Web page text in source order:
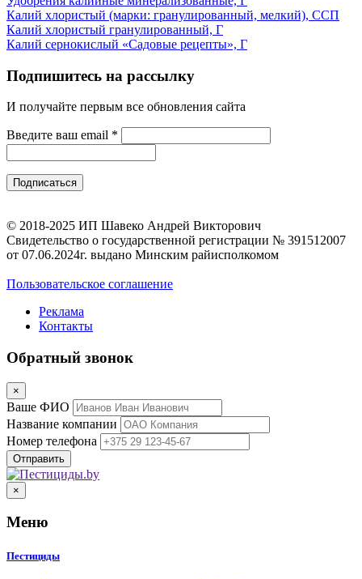
Калий хлористый (марки: гранулированный, мелкий), ССП
Калий хлористый гранулированный, Г
Калий сернокислый «Садовые рецепты», Г
Подпишитесь на рассылку
И получайте первым все обновления сайта
Введите ваш email *
© 2018-2025 ИП Шавеко Андрей Викторович
Свидетельство о государственной регистрации № 391512007
от 07.06.2024г. выдано Минским райисполкомом
Пользовательское соглашение
Реклама
Контакты
Обратный звонок
×
Ваше ФИО
Название компании
Номер телефона
×
Меню
Пестициды